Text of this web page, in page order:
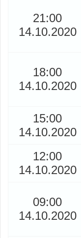
21:00
14.10.2020
18:00
14.10.2020
15:00
14.10.2020
12:00
14.10.2020
09:00
14.10.2020